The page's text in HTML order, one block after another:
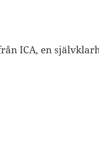
ICA, en